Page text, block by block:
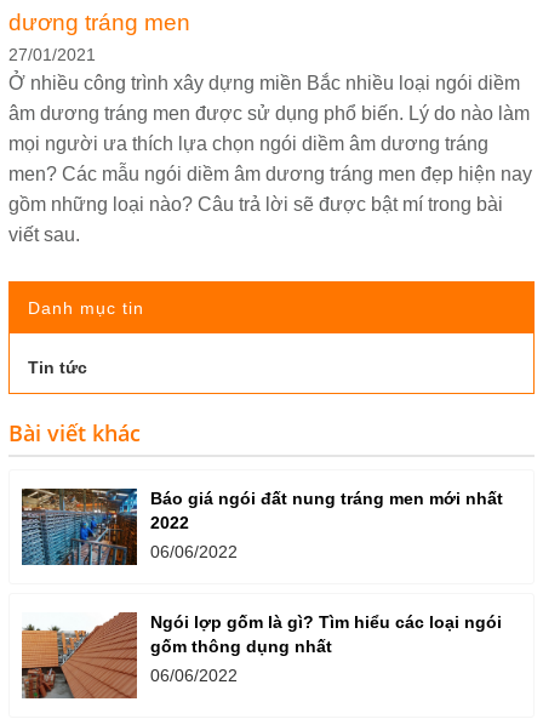
dương tráng men
27/01/2021
Ở nhiều công trình xây dựng miền Bắc nhiều loại ngói diềm
âm dương tráng men được sử dụng phổ biến. Lý do nào làm
mọi người ưa thích lựa chọn ngói diềm âm dương tráng
men? Các mẫu ngói diềm âm dương tráng men đẹp hiện nay
gồm những loại nào? Câu trả lời sẽ được bật mí trong bài
viết sau.
Danh mục tin
Tin tức
Bài viết khác
Báo giá ngói đất nung tráng men mới nhất
2022
06/06/2022
Ngói lợp gốm là gì? Tìm hiểu các loại ngói
gốm thông dụng nhất
06/06/2022